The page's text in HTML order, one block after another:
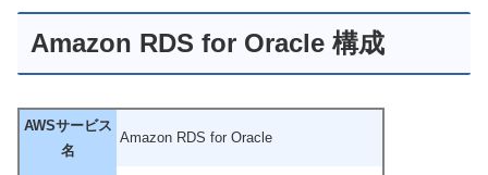
Amazon RDS for Oracle 構成
AWSサービス
名
Amazon RDS for Oracle